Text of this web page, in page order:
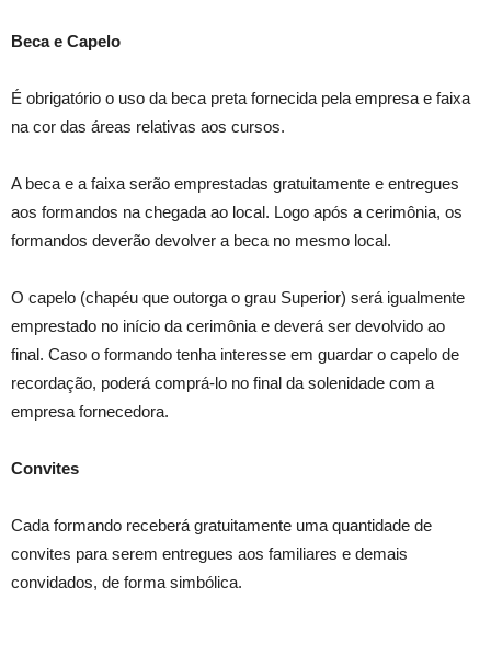
Beca e Capelo
É obrigatório o uso da beca preta fornecida pela empresa e faixa
na cor das áreas relativas aos cursos.
A beca e a faixa serão emprestadas gratuitamente e entregues
aos formandos na chegada ao local. Logo após a cerimônia, os
formandos deverão devolver a beca no mesmo local.
O capelo (chapéu que outorga o grau Superior) será igualmente
emprestado no início da cerimônia e deverá ser devolvido ao
final. Caso o formando tenha interesse em guardar o capelo de
recordação, poderá comprá-lo no final da solenidade com a
empresa fornecedora.
Convites
Cada formando receberá gratuitamente uma quantidade de
convites para serem entregues aos familiares e demais
convidados, de forma simbólica.